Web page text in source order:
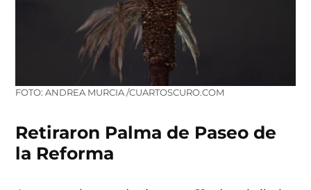
FOTO: ANDREA MURCIA /CUARTOSCURO.COM
Retiraron Palma de Paseo de
la Reforma